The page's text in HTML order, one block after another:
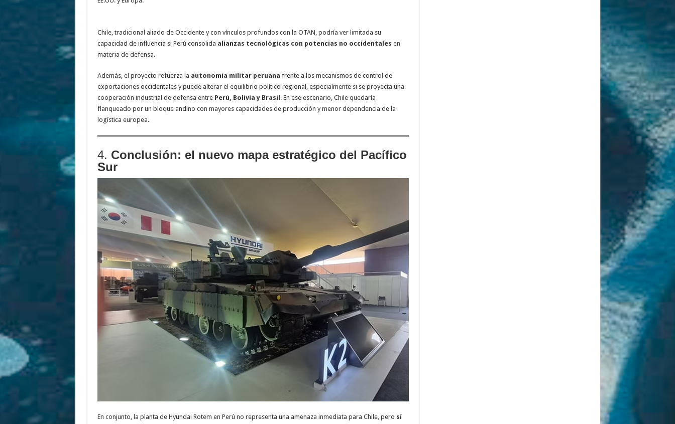
Chile, tradicional aliado de Occidente y con vínculos profundos con la OTAN, podría ver limitada su
capacidad de influencia si Perú consolida alianzas tecnológicas con potencias no occidentales en
materia de defensa.
Además, el proyecto refuerza la autonomía militar peruana frente a los mecanismos de control de
exportaciones occidentales y puede alterar el equilibrio político regional, especialmente si se proyecta una
cooperación industrial de defensa entre Perú, Bolivia y Brasil . En ese escenario, Chile quedaría
flanqueado por un bloque andino con mayores capacidades de producción y menor dependencia de la
logística europea.
4. Conclusión: el nuevo mapa estratégico del Pacífico
Sur
En conjunto, la planta de Hyundai Rotem en Perú no representa una amenaza inmediata para Chile, pero sí